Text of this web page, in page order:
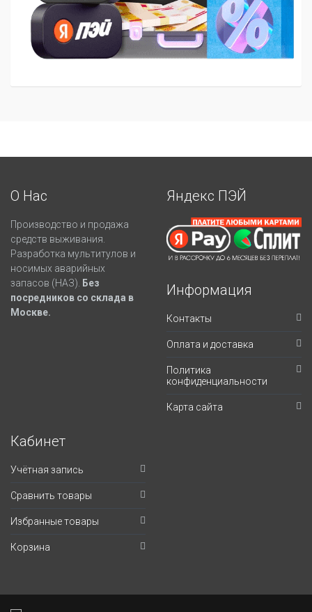
О Нас
Производство и продажа
средств выживания.
Разработка мультитулов и
носимых аварийных
запасов (НАЗ).
Без
посредников со склада в
Москве.
Яндекс ПЭЙ
Информация
Контакты
Оплата и доставка
Политика
конфиденциальности
Карта сайта
Кабинет
Учётная запись
Сравнить товары
Избранные товары
Корзина